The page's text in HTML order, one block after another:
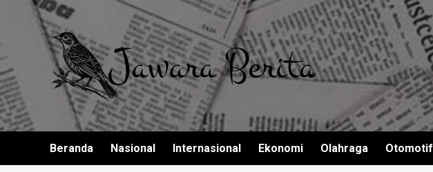
content
Beranda Nasional Internasional Ekonomi Olahraga Otomotif